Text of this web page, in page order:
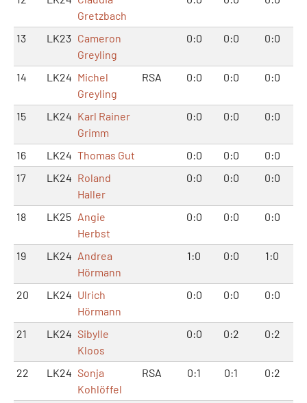
Gretzbach
13 LK23 Cameron
Greyling
0:0 0:0 0:0
14 LK24 Michel
Greyling
RSA 0:0 0:0 0:0
15 LK24 Karl Rainer
Grimm
0:0 0:0 0:0
16 LK24 Thomas Gut 0:0 0:0
0:0
17
LK24 Roland
Haller
0:0 0:0 0:0
18 LK25 Angie
Herbst
0:0 0:0 0:0
19 LK24 Andrea
Hörmann
1:0 0:0 1:0
20 LK24 Ulrich
Hörmann
0:0 0:0 0:0
21 LK24 Sibylle
Kloos
0:0 0:2 0:2
22 LK24 Sonja
Kohlöffel
RSA 0:1 0:1 0:2